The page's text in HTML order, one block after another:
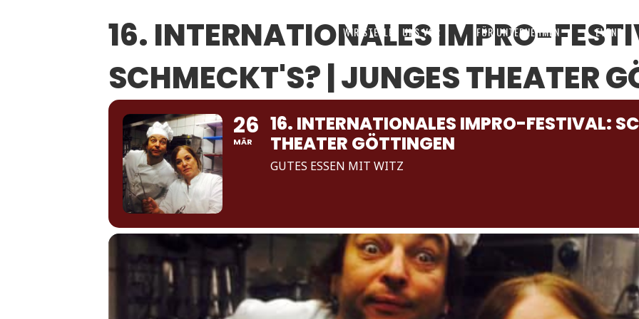
WIR STELLEN UNS VOR FÜR UNTERNEHMEN EVENT
16. INTERNATIONALES IMPRO-
SCHMECKT'S? | JUNGES THEATER
26
MÄR
16. INTERNATIONALES IMPRO-FESTIVAL:
THEATER GÖTTINGEN
GUTES ESSEN MIT WITZ